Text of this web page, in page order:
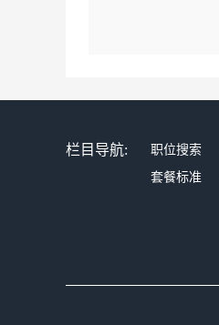
栏目导航: 职位搜索
套餐标准